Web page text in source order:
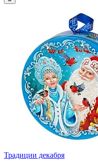
Традиции декабря